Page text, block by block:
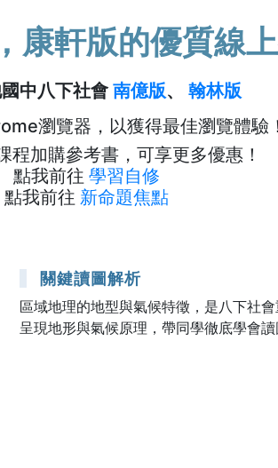
康軒版的優質線上
中八下社會 南億版、 翰林版
瀏覽器，以獲得最佳瀏覽體驗！
程加購參考書，可享更多優惠！
點我前往 學習自修
點我前往 新命題焦點
關鍵讀圖解析
區域地理的地型與氣候特徵，是八下社
呈現地形與氣候原理，帶同學徹底學會讀